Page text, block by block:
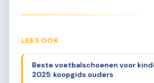
LEES OOK
Beste voetbalschoenen voor
2025: koopgids ouders